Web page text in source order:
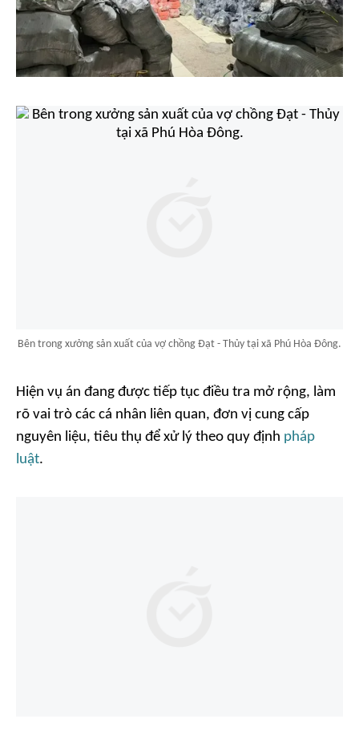
Bên trong xưởng sản xuất của vợ chồng Đạt - Thủy tại xã Phú Hòa Đông.
Hiện vụ án đang được tiếp tục điều tra mở rộng, làm
rõ vai trò các cá nhân liên quan, đơn vị cung cấp
nguyên liệu, tiêu thụ để xử lý theo quy định pháp
luật.